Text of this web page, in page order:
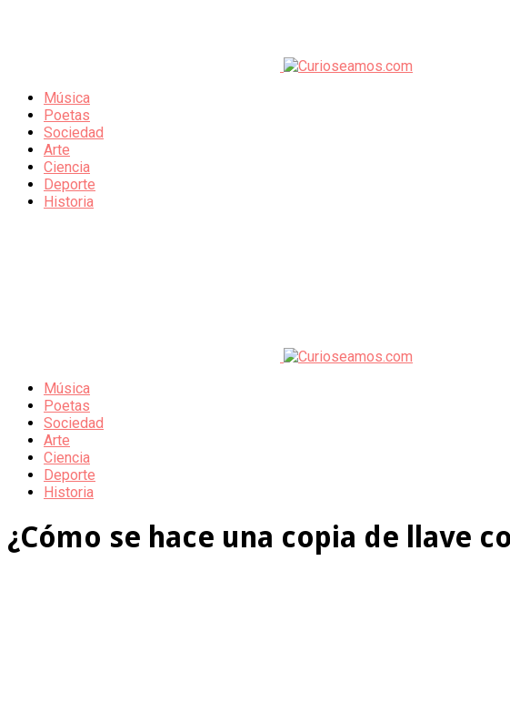
Música
Poetas
Sociedad
Arte
Ciencia
Deporte
Historia
Música
Poetas
Sociedad
Arte
Ciencia
Deporte
Historia
¿Cómo se hace una copia de llave